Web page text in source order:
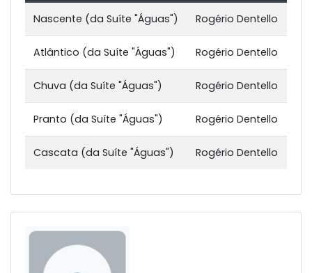
Nascente (da Suíte "Águas") Rogério Dentello
Atlântico (da Suíte "Águas") Rogério Dentello
Chuva (da Suíte "Águas") Rogério Dentello
Pranto (da Suíte "Águas") Rogério Dentello
Cascata (da Suíte "Águas") Rogério Dentello